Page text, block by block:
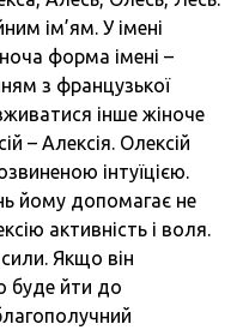
ім’ям. У імені
форма імені –
з французької
інше жіноче
– Алексія. Олексій
інтуїцією.
йому допомагає не
активність і воля.
Якщо він
буде йти до